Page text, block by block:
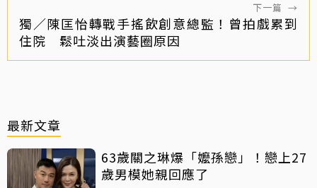
下一篇 →
獨／陳匡怡轉戰手搖飲創意總監！曾拍戲累到
住院 鬆吐淡出演藝圈原因
最新文章
63歲關之琳爆「嬤孫戀」！戀上27
歲男模她親回應了